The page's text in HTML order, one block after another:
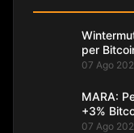
per
07 Ago
MARA:
+3%
07 Ago